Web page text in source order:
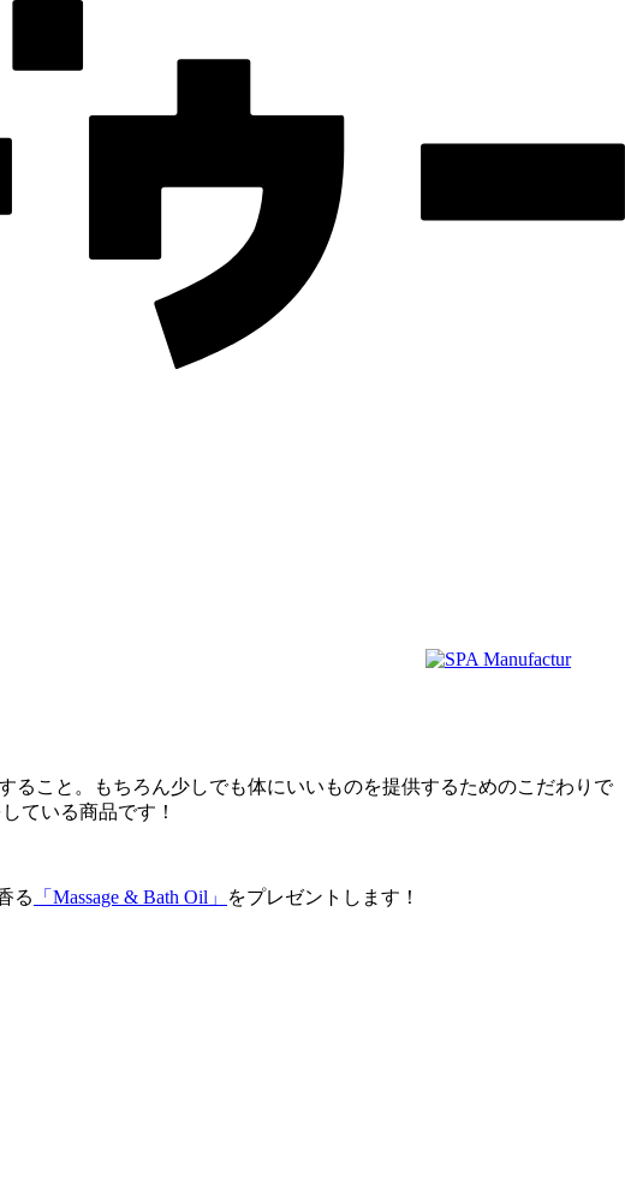
ること。もちろん少しでも体にいいものを提供するためのこだわりで
ている商品です！
る 「Massage & Bath Oil」 をプレゼントします！